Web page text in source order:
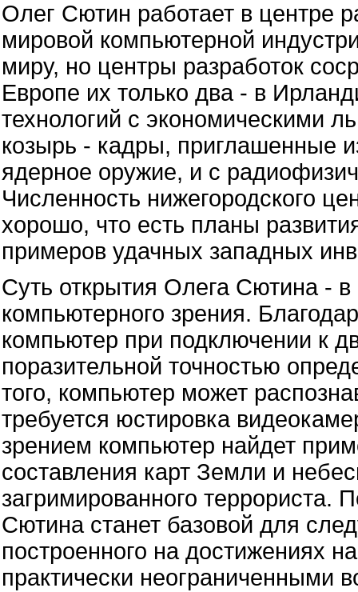
Олег Сютин работает в центре
мировой компьютерной
миру, но центры разработок
Европе их только два - в
технологий с экономическими
козырь - кадры, приглашенные
ядерное оружие, и с
Численность нижегородского
хорошо, что есть планы
примеров удачных западных
Суть открытия Олега Сютина - в
компьютерного зрения.
компьютер при подключении к
поразительной точностью
того, компьютер может
требуется юстировка
зрением компьютер найдет
составления карт Земли и
загримированного террориста.
Сютина станет базовой для
построенного на достижениях
практически неограниченными